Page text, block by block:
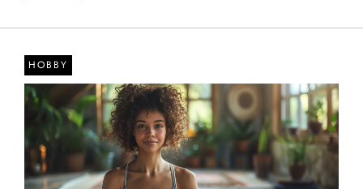
HOBBY